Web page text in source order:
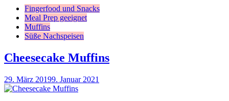
Fingerfood und Snacks
Meal Prep geeignet
Muffins
Süße Nachspeisen
Cheesecake Muffins
29. März 20199. Januar 2021